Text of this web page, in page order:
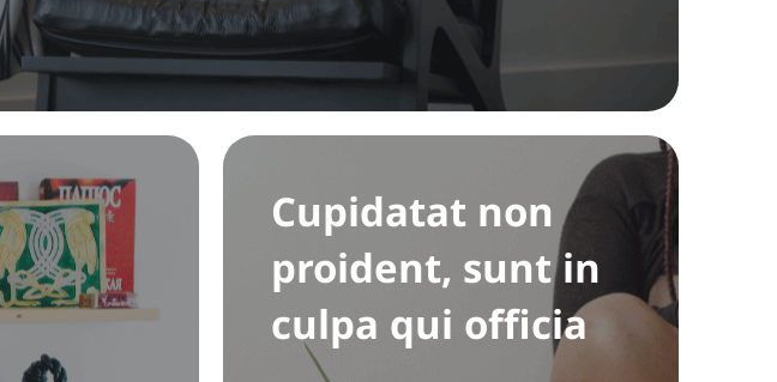
Cupidatat non
proident, sunt in
culpa qui officia